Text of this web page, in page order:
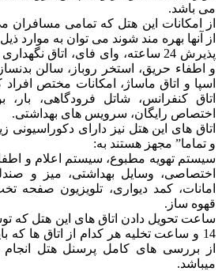
می باشد.
از امکانات این هتل که تمامی مسافران
از آنها بهره مند شوند می توان به موارد
پذیرش 24 ساعته، وای فای، اتاق
و اطفاء حریق، استخر روباز، سالن
اسپا و اتاق ماساژ، امکانات مختص
اتاق کنفرانس، شاتل فرودگاهی، بار،
اختصاص رایگان، سرویس های بهداشتی.
اتاق های این هتل نیز دارای دکوراسیونی
و تماما” مجهز هستند به:
سیستم تهویه مطبوع، سیستم اعلام و
اختصاصی، وسایل بهداشتی، میز و
امانات، کمد دیواری، تلویزیون صفحه
قهوه ساز.
ساعت تحویل دادن اتاق های این هتل که
14 و ساعت تخلیه هر کدام از اتاق ها
میباشد.